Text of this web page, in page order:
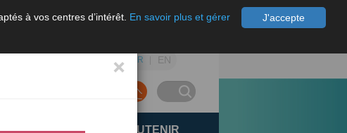
J'accepte
à vos centres d’intérêt. En savoir plus et gérer
FR EN
TEACH NOUS SOUTENIR
×